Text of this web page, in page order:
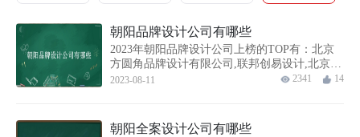
朝阳品牌设计公司有哪些
2023年朝阳品牌设计公司上榜的TOP有：北京
方圆角品牌设计有限公司,联邦创易设计,北京京
品创恒国际广告设计有限公司,M&C妙集国际
2023-08-11 2341 14
朝阳全案设计公司有哪些